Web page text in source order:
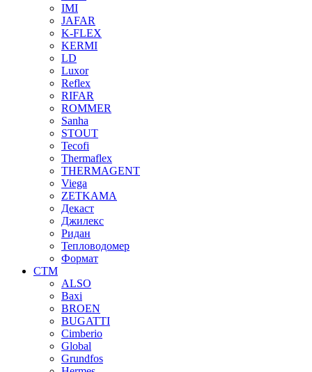
IMI
JAFAR
K-FLEX
KERMI
LD
Luxor
Reflex
RIFAR
ROMMER
Sanha
STOUT
Tecofi
Thermaflex
THERMAGENT
Viega
ZETKAMA
Декаст
Джилекс
Ридан
Тепловодомер
Формат
СТМ
ALSO
Baxi
BROEN
BUGATTI
Cimberio
Global
Grundfos